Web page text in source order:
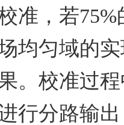
准，若75%
均匀域的
。校准过
行分路输